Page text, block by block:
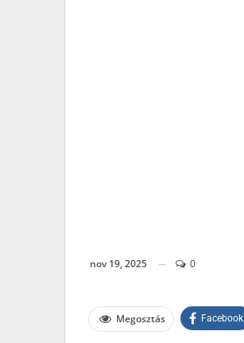
nov 19, 2025 0
Megosztás Facebook